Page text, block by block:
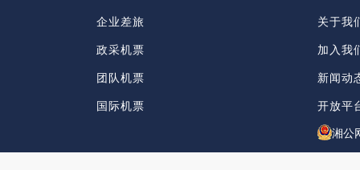
企业差旅 关于我
政采机票 加入我
团队机票 新闻动
国际机票
开放平
湘公